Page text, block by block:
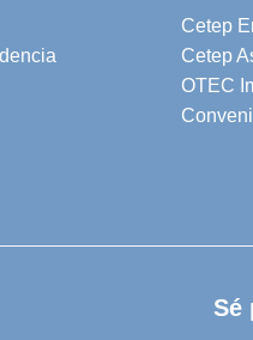
Cetep
Cetep
OTEC
Sé